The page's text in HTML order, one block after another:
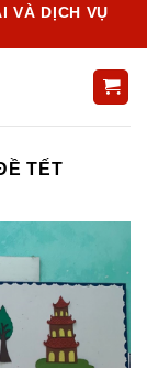
VÀ DỊCH VỤ
TẾT